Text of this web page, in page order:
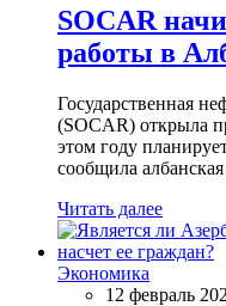
SOCAR
работы в
Государственная
(SOCAR) открыла
этом году
сообщила
Читать далее
Экономика
12 февраль